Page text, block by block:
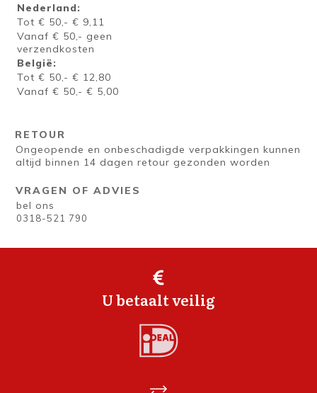
Nederland:
Tot € 50,- € 9,11
Vanaf € 50,- geen
verzendkosten
België:
Tot € 50,- € 12,80
Vanaf € 50,- € 5,00
RETOUR
Ongeopende en onbeschadigde verpakkingen kunnen
altijd binnen 14 dagen retour gezonden worden
VRAGEN OF ADVIES
bel ons
0318-521 790
U betaalt veilig